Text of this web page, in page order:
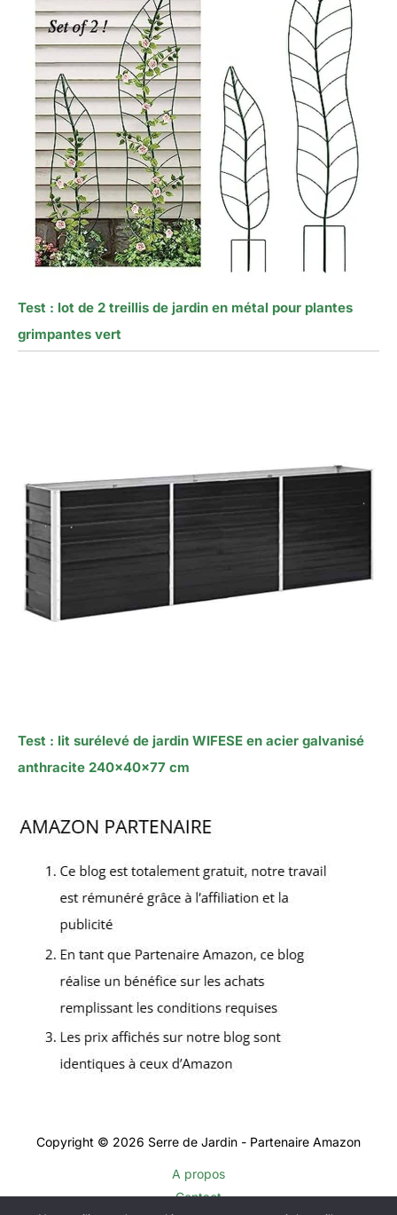
Test : lot de 2 treillis de jardin en métal pour plantes
grimpantes vert
Test : lit surélevé de jardin WIFESE en acier galvanisé
anthracite 240x40x77 cm
Copyright © 2026 Serre de Jardin - Partenaire Amazon
A propos
Contact